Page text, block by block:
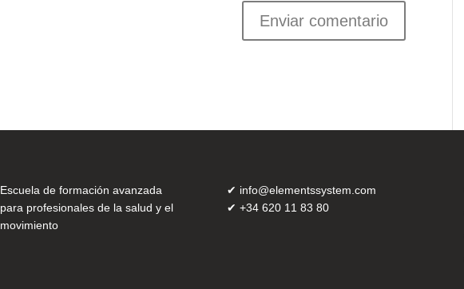
Escuela de formación avanzada
para profesionales de la salud y el
movimiento
✔ info@elementssystem.com
✔ +34 620 11 83 80